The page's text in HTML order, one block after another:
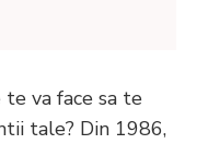
te va face sa te
tale? Din 1986,